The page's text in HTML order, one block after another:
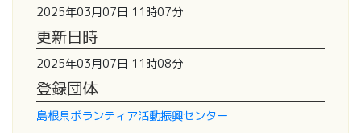
2025年03月07日 11時07分
更新日時
2025年03月07日 11時08分
登録団体
島根県ボランティア活動振興センター